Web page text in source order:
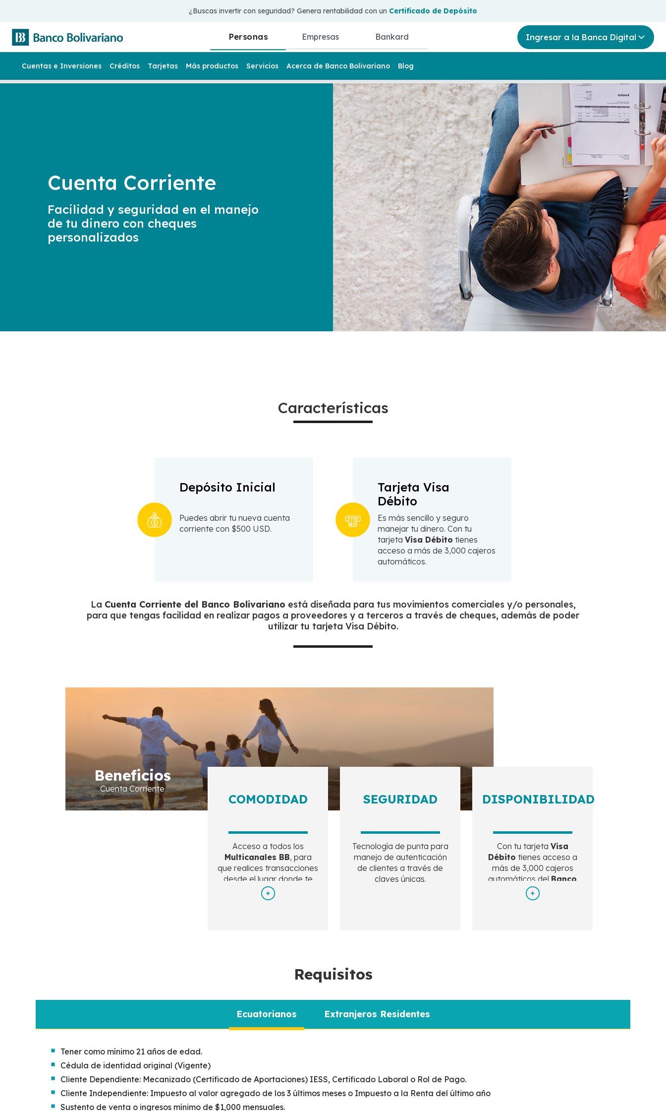
¿Buscas invertir con seguridad? Genera rentabilidad con un Certificado de Depósito
Personas Empresas Bankard Ingresar a la Banca Digital
Cuentas e Inversiones Créditos Tarjetas Más productos Servicios Acerca de Banco Bolivariano Blog
Cuenta Corriente
Facilidad y seguridad en el manejo
de tu dinero con cheques
personalizados
Características
Depósito Inicial
Puedes abrir tu nueva cuenta
corriente con $500 USD.
Tarjeta Visa
Débito
Es más sencillo y seguro
manejar tu dinero. Con tu
tarjeta Visa Débito tienes
acceso a más de 3,000 cajeros
automáticos.
La Cuenta Corriente del Banco Bolivariano está diseñada para tus movimientos comerciales y/o personales,
para que tengas facilidad en realizar pagos a proveedores y a terceros a través de cheques, además de poder
utilizar tu tarjeta Visa Débito.
Beneficios
Cuenta Corriente
COMODIDAD
Acceso a todos los
Multicanales BB, para
que realices transacciones
desde el lugar donde te
encuent
SEGURIDAD
Tecnología de punta para
manejo de autenticación
de clientes a través de
claves únicas.
DISPONIBILIDAD
Con tu tarjeta Visa
Débito tienes acceso a
más de 3,000 cajeros
automáticos del Banco
arianoy BANRED.
Requisitos
Ecuatorianos Extranjeros Residentes
Tener como mínimo 21 años de edad.
Cédula de identidad original (Vigente)
Cliente Dependiente: Mecanizado (Certificado de Aportaciones) IESS, Certificado Laboral o Rol de Pago.
Cliente Independiente: Impuesto al valor agregado de los 3 últimos meses o Impuesto a la Renta del último año
Sustento de venta o ingresos mínimo de $1,000 mensuales.